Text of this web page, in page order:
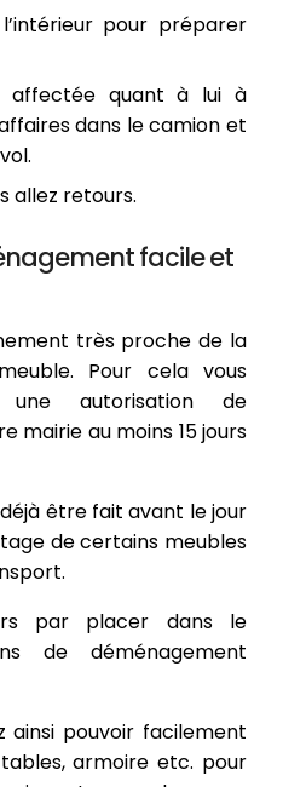
pour préparer
affectée quant à lui à
dans le camion et
allez retours.
facile et
très proche de la
Pour cela vous
une autorisation de
mairie au moins 15 jours
être fait avant le jour
de certains meubles
par placer dans le
de déménagement
ainsi pouvoir facilement
armoire etc. pour